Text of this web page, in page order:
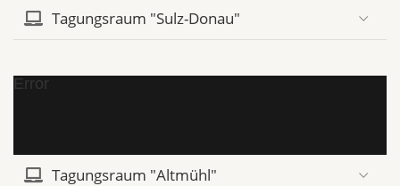
Tagungsraum "Sulz-Donau"
Error
Tagungsraum "Altmühl"